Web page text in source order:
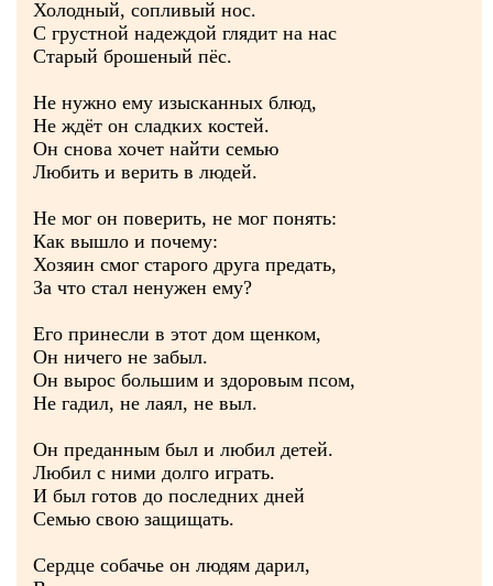
Холодный, сопливый нос.
С грустной надеждой глядит на нас
Старый брошеный пёс.
Не нужно ему изысканных блюд,
Не ждёт он сладких костей.
Он снова хочет найти семью
Любить и верить в людей.
Не мог он поверить, не мог понять:
Как вышло и почему:
Хозяин смог старого друга предать,
За что стал ненужен ему?
Его принесли в этот дом щенком,
Он ничего не забыл.
Он вырос большим и здоровым псом,
Не гадил, не лаял, не выл.
Он преданным был и любил детей.
Любил с ними долго играть.
И был готов до последних дней
Семью свою защищать.
Сердце собачье он людям дарил,